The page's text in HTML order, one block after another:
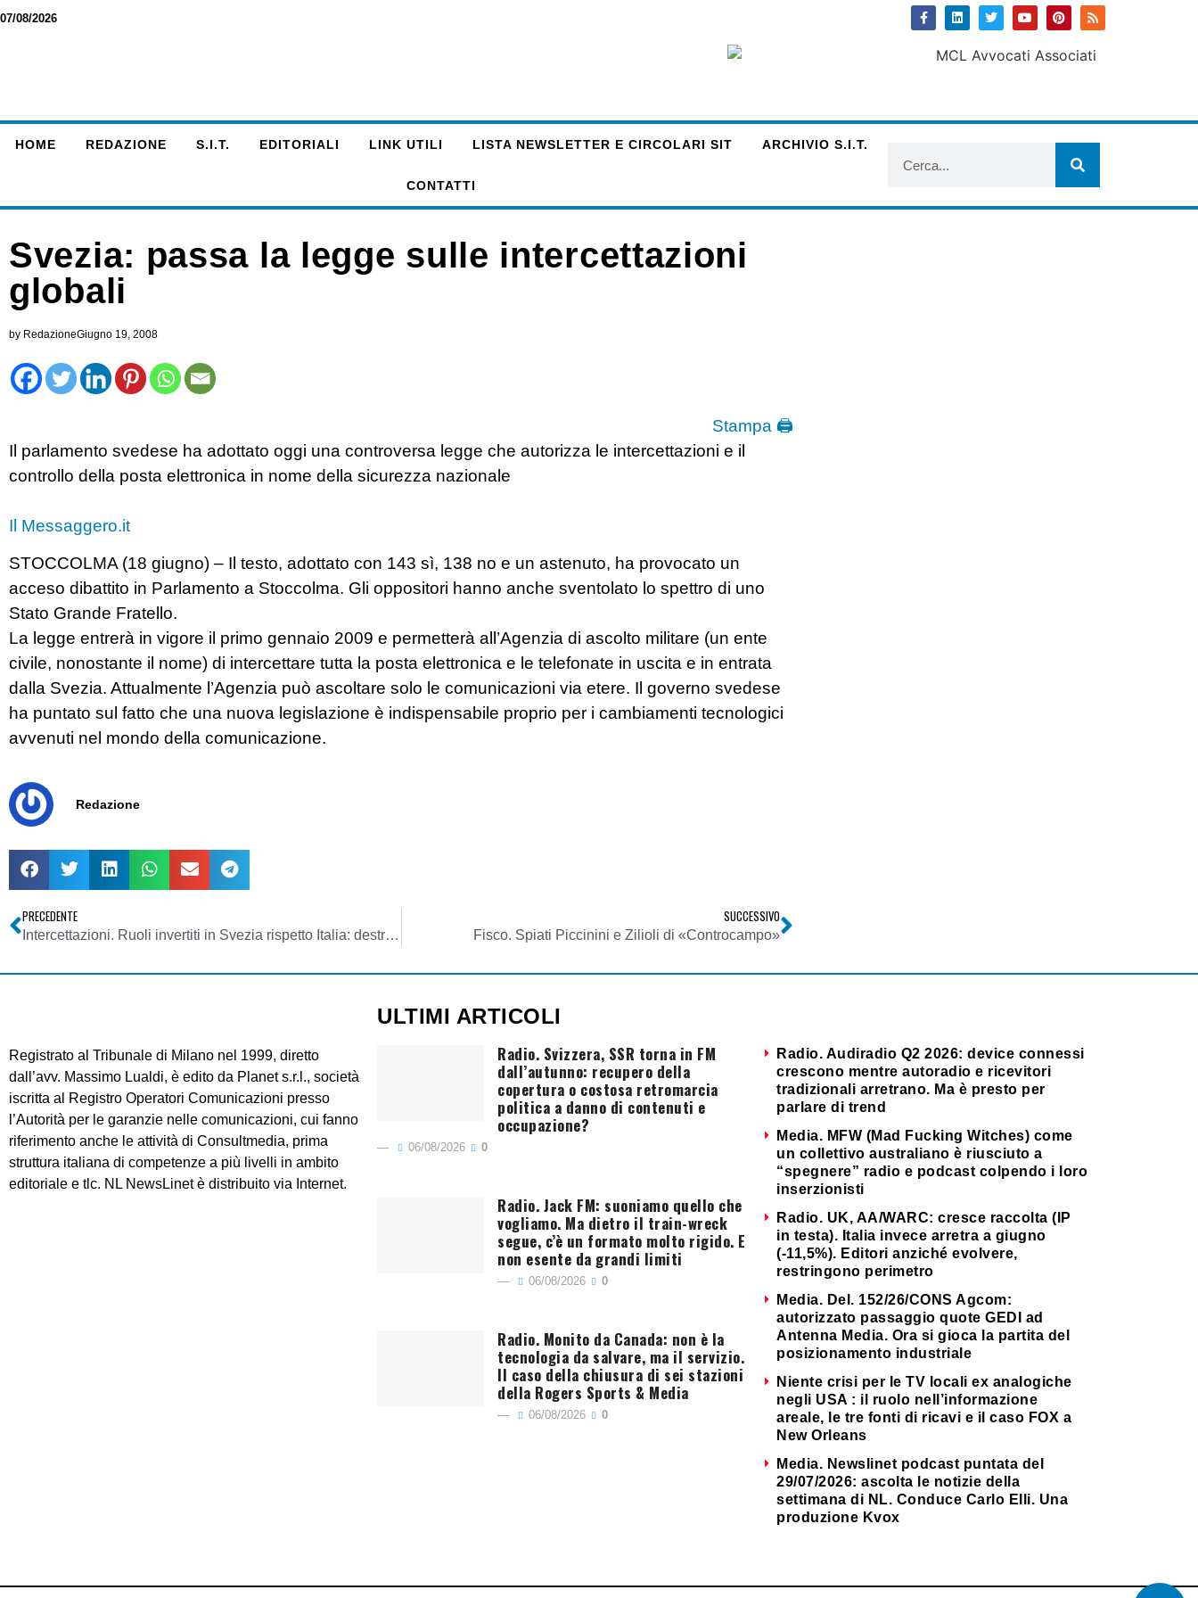
07/08/2026
HOME REDAZIONE S.I.T. EDITORIALI LINK UTILI LISTA NEWSLETTER E CIRCOLARI SIT ARCHIVIO S.I.T.
CONTATTI
Svezia: passa la legge sulle intercettazioni
globali
by RedazioneGiugno 19, 2008
Stampa 🖨
Il parlamento svedese ha adottato oggi una controversa legge che autorizza le intercettazioni e il
controllo della posta elettronica in nome della sicurezza nazionale
Il Messaggero.it
STOCCOLMA (18 giugno) – Il testo, adottato con 143 sì, 138 no e un astenuto, ha provocato un
acceso dibattito in Parlamento a Stoccolma. Gli oppositori hanno anche sventolato lo spettro di uno
Stato Grande Fratello.
La legge entrerà in vigore il primo gennaio 2009 e permetterà all’Agenzia di ascolto militare (un ente
civile, nonostante il nome) di intercettare tutta la posta elettronica e le telefonate in uscita e in entrata
dalla Svezia. Attualmente l’Agenzia può ascoltare solo le comunicazioni via etere. Il governo svedese
ha puntato sul fatto che una nuova legislazione è indispensabile proprio per i cambiamenti tecnologici
avvenuti nel mondo della comunicazione.
Redazione
PRECEDENTE
Intercettazioni. Ruoli invertiti in Svezia rispetto Italia: destra vuole aumento sorveglianza elettronica, sinistra si oppone
SUCCESSIVO
Fisco. Spiati Piccinini e Zilioli di «Controcampo»
Registrato al Tribunale di Milano nel 1999, diretto
dall’avv. Massimo Lualdi, è edito da Planet s.r.l., società
iscritta al Registro Operatori Comunicazioni presso
l’Autorità per le garanzie nelle comunicazioni, cui fanno
riferimento anche le attività di Consultmedia, prima
struttura italiana di competenze a più livelli in ambito
editoriale e tlc. NL NewsLinet è distribuito via Internet.
ULTIMI ARTICOLI
Radio. Svizzera, SSR torna in FM
dall’autunno: recupero della
copertura o costosa retromarcia
politica a danno di contenuti e
occupazione?
06/08/2026 0
Radio. Jack FM: suoniamo quello che
vogliamo. Ma dietro il train-wreck
segue, c’è un formato molto rigido. E
non esente da grandi limiti
06/08/2026 0
Radio. Monito da Canada: non è la
tecnologia da salvare, ma il servizio.
Il caso della chiusura di sei stazioni
della Rogers Sports & Media
06/08/2026 0
Radio. Audiradio Q2 2026: device connessi
crescono mentre autoradio e ricevitori
tradizionali arretrano. Ma è presto per
parlare di trend
Media. MFW (Mad Fucking Witches) come
un collettivo australiano è riusciuto a
“spegnere” radio e podcast colpendo i loro
inserzionisti
Radio. UK, AA/WARC: cresce raccolta (IP
in testa). Italia invece arretra a giugno
(-11,5%). Editori anziché evolvere,
restringono perimetro
Media. Del. 152/26/CONS Agcom:
autorizzato passaggio quote GEDI ad
Antenna Media. Ora si gioca la partita del
posizionamento industriale
Niente crisi per le TV locali ex analogiche
negli USA : il ruolo nell’informazione
areale, le tre fonti di ricavi e il caso FOX a
New Orleans
Media. Newslinet podcast puntata del
29/07/2026: ascolta le notizie della
settimana di NL. Conduce Carlo Elli. Una
produzione Kvox